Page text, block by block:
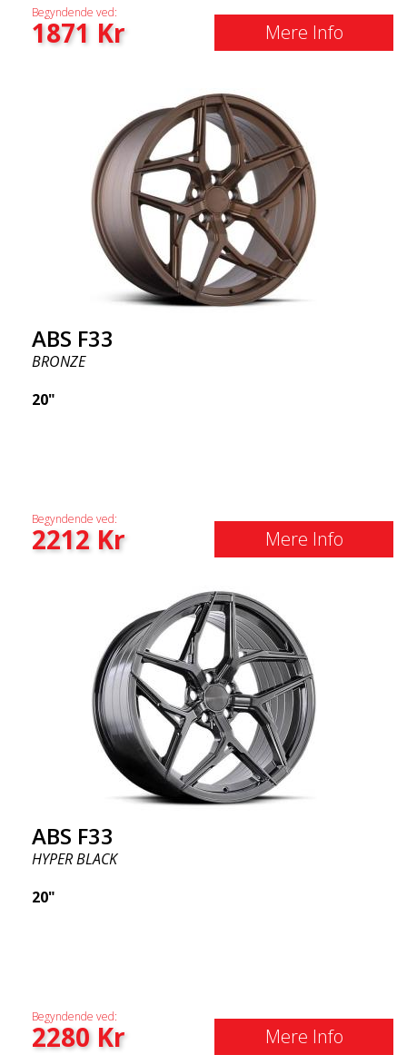
Begyndende ved:
1871 Kr Mere Info
ABS F33
BRONZE
20"
Begyndende ved:
2212Kr Mere Info
ABS F33
HYPER BLACK
20"
Begyndende ved:
2280Kr Mere Info